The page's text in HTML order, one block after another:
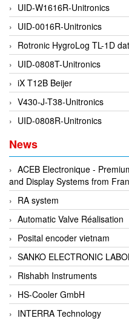
EPE Process Filters &
Epro/Emerson
ERE WIRELESS
Erhardt-Leimer
Erhardt-Leimer
Erhardt-leimer
ERICHSEN
Erinda/Delta
ESA Automation Vietnam
Esa Pyronics
Euchner
EUCHNER GmbH + Co. KG
Eurotherm Vietnam
Eurovent
Evoqua
EXAIR
Exergen
UID-W1616R-Unitronics
UID-0016R-Unitronics
Rotronic HygroLog TL-1D
UID-0808T-Unitronics
iX T12B Beijer
V430-J-T38-Unitronics
UID-0808R-Unitronics
News
ACEB Electronique -
and Display Systems from
RA system
Automatic Valve Réalisation
Posital encoder vietnam
SANKO ELECTRONIC
Rishabh Instruments
HS-Cooler GmbH
INTERRA Technology